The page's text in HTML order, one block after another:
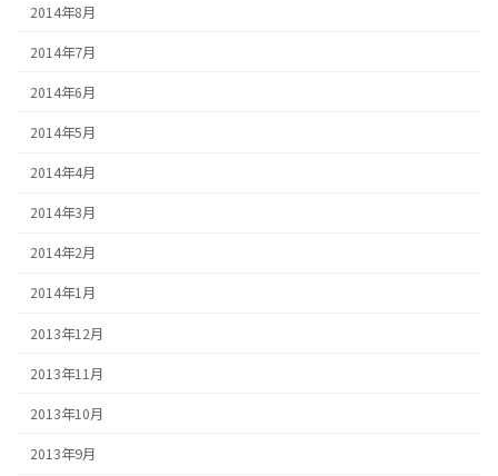
2014年8月
2014年7月
2014年6月
2014年5月
2014年4月
2014年3月
2014年2月
2014年1月
2013年12月
2013年11月
2013年10月
2013年9月